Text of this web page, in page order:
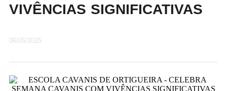
VIVÊNCIAS SIGNIFICATIVAS
06/05/2025